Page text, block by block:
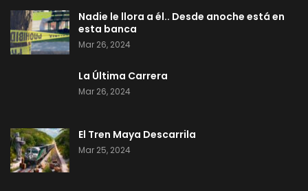
Nadie le llora a él.. Desde anoche está en
esta banca
Mar 26, 2024
La Última Carrera
Mar 26, 2024
El Tren Maya Descarrila
Mar 25, 2024